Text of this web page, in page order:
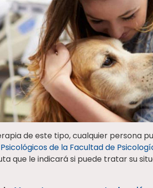
de este tipo, cualquier persona
de la Facultad de
que le indicará si puede tratar su